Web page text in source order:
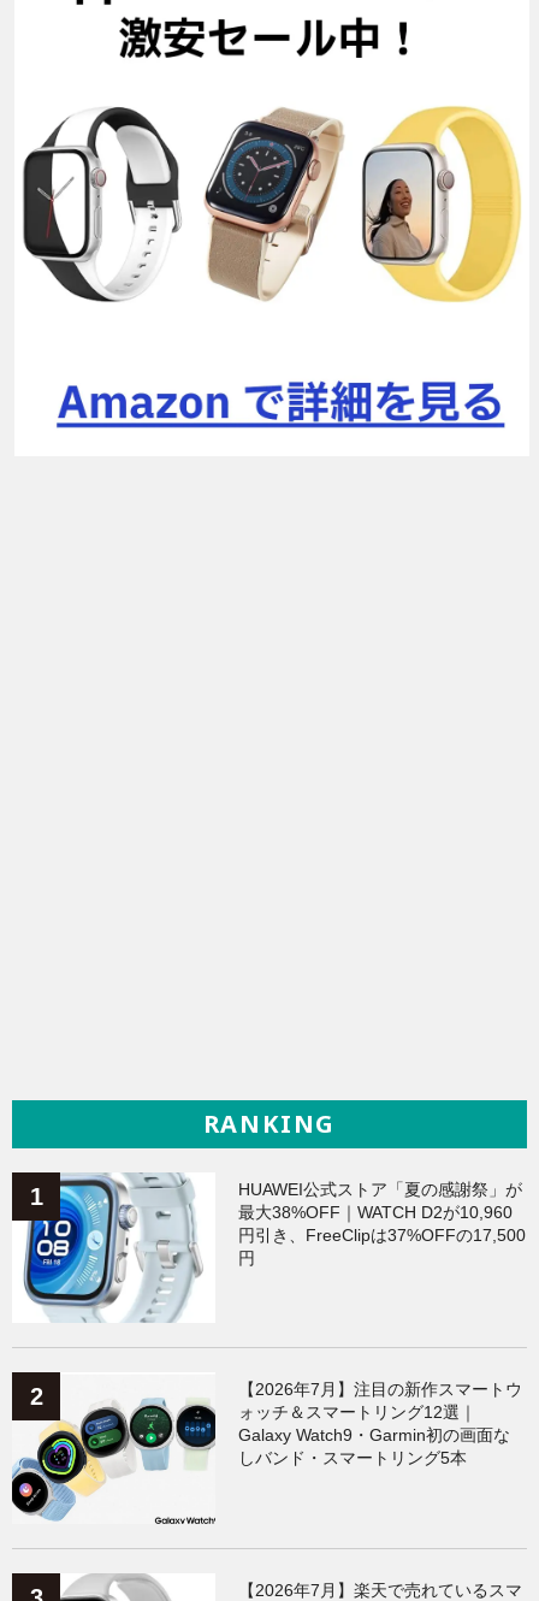
RANKING
HUAWEI公式ストア「夏の感謝祭」が
最大38%OFF｜WATCH D2が10,960
円引き、FreeClipは37%OFFの17,500
円
【2026年7月】注目の新作スマートウ
ォッチ＆スマートリング12選｜
Galaxy Watch9・Garmin初の画面な
しバンド・スマートリング5本
【2026年7月】楽天で売れているスマ